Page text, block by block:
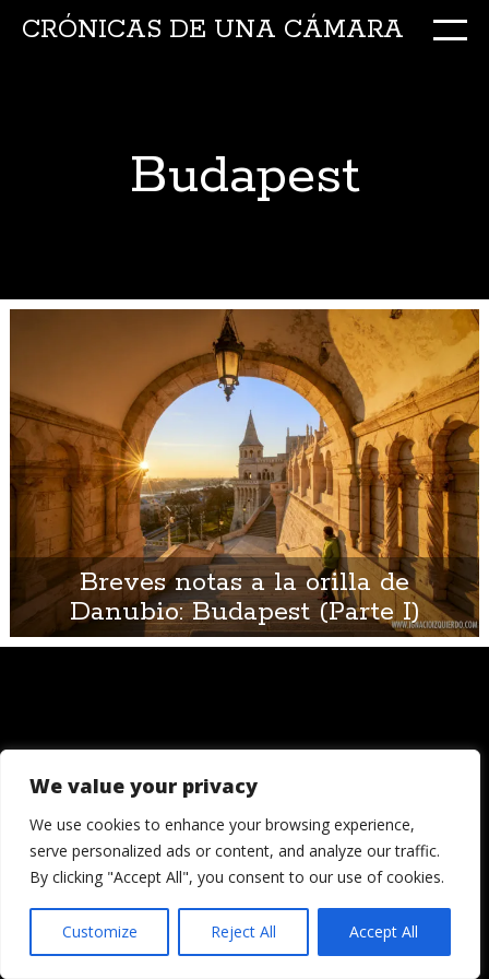
We value your privacy
We use cookies to enhance your browsing experience,
serve personalized ads or content, and analyze our traffic.
By clicking "Accept All", you consent to our use of cookies.
Customize Reject All Accept All
CRÓNICAS DE UNA CÁMARA
Budapest
Breves notas a la orilla de
Danubio: Budapest (Parte I)
© 2006 - 2026
dicen que llegada una edad es hora de asentar la
cabeza. Decepcionémosles.
Crónicas de una cámara es un blog de Ignacio